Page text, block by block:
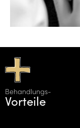
Behandlungs-
Vorteile